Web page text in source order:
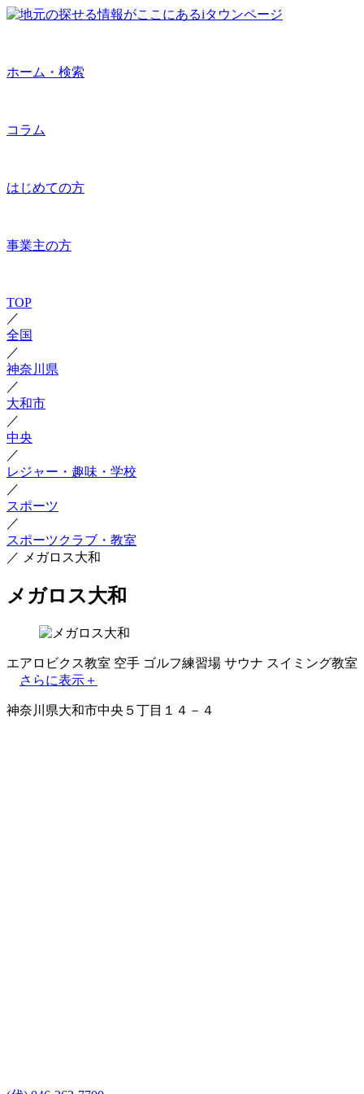
ホーム・検索
コラム
はじめての方
事業主の方
TOP
／
全国
／
神奈川県
／
大和市
／
中央
／
レジャー・趣味・学校
／
スポーツ
／
スポーツクラブ・教室
／ メガロス大和
メガロス大和
エアロビクス教室 空手 ゴルフ練習場 サウナ スイミング教室
さらに表示＋
神奈川県大和市中央５丁目１４－４